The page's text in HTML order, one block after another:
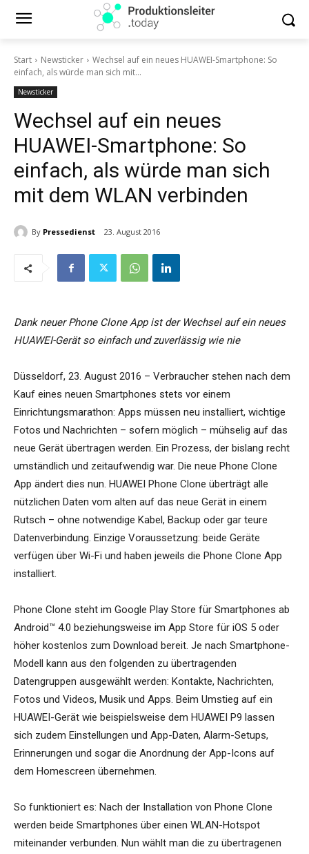
Start Newsticker
Wechsel auf ein neues HUAWEI-Smartphone: So
einfach, als würde man sich mit...
Newsticker
Wechsel auf ein neues
HUAWEI-Smartphone: So
einfach, als würde man sich
mit dem WLAN verbinden
By Pressedienst 23. August 2016
Dank neuer Phone Clone App ist der Wechsel auf ein neues
HUAWEI-Gerät so einfach und zuverlässig wie nie
Düsseldorf, 23. August 2016 – Verbraucher stehen nach dem
Kauf eines neuen Smartphones stets vor einem
Einrichtungsmarathon: Apps müssen neu installiert, wichtige
Fotos und Nachrichten – sofern möglich – mühselig auf das
neue Gerät übertragen werden. Ein Prozess, der bislang recht
umständlich und zeitaufwendig war. Die neue Phone Clone
App ändert dies nun. HUAWEI Phone Clone überträgt alle
nützlichen Daten vom alten auf das neue Gerät in einem
Rutsch – ohne notwendige Kabel, Backup oder gar teure
Datenverbindung. Einzige Voraussetzung: beide Geräte
verfügen über Wi-Fi und haben jeweils die Phone Clone App
installiert.
Phone Clone steht im Google Play Store für Smartphones ab
Android™ 4.0 beziehungsweise im App Store für iOS 5 oder
höher kostenlos zum Download bereit. Je nach Smartphone-
Modell kann aus den folgenden zu übertragenden
Datengruppen ausgewählt werden: Kontakte, Nachrichten,
Fotos und Videos, Musik und Apps. Beim Umstieg auf ein
HUAWEI-Gerät wie beispielsweise dem HUAWEI P9 lassen
sich zudem Einstellungen und App-Daten, Alarm-Setups,
Erinnerungen und sogar die Anordnung der App-Icons auf
dem Homescreen übernehmen.
So funktioniert es: Nach der Installation von Phone Clone
werden beide Smartphones über einen WLAN-Hotspot
miteinander verbunden. Nun wählt man die zu übertragenen